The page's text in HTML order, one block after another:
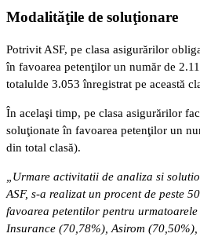
Modalităţile de soluţionare
Potrivit ASF, pe clasa asigurărilor
în favoarea petenţilor un număr de
totalulde 3.053 înregistrat pe această
În acelaşi timp, pe clasa asigurărilor
soluţionate în favoarea petenţilor un
din total clasă).
„Urmare activitatii de analiza si
ASF, s-a realizat un procent de peste
favoarea petentilor pentru
Insurance (70,78%), Asirom